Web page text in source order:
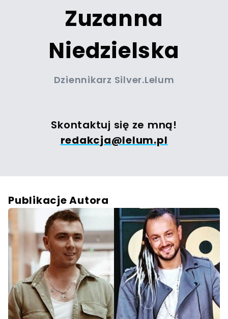
Zuzanna
Niedzielska
Dziennikarz Silver.Lelum
Skontaktuj się ze mną!
redakcja@lelum.pl
Publikacje Autora